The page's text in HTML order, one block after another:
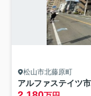
松山市北藤原町
アルファステイツ